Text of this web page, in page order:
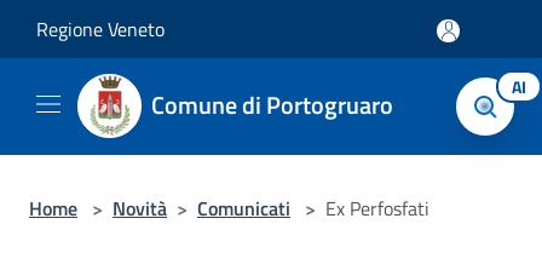
Regione Veneto
Comune di Portogruaro AI
Home > Novità > Comunicati > Ex Perfosfati